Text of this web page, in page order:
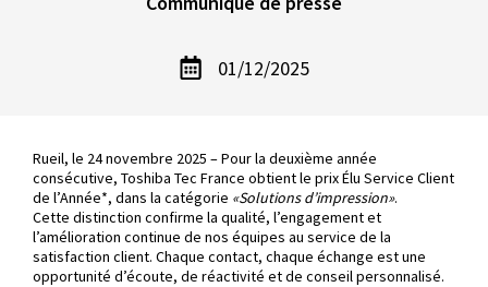
01/12/2025
Rueil, le 24 novembre 2025 – Pour la deuxième année
consécutive, Toshiba Tec France obtient le prix Élu Service Client
de l’Année*, dans la catégorie «Solutions d’impression».
Cette distinction confirme la qualité, l’engagement et
l’amélioration continue de nos équipes au service de la
satisfaction client. Chaque contact, chaque échange est une
opportunité d’écoute, de réactivité et de conseil personnalisé.